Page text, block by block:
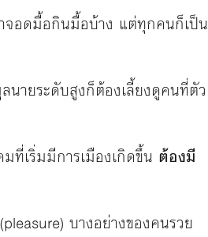
จอดมื้อกินมื้อบ้าง แต่ทุกคนก็เป็น
นายระดับสูงก็ต้องเลี้ยงดูคนที่ตัว
ที่เริ่มมีการเมืองเกิดขึ้น ต้องมี
บางอย่างของคนรวย